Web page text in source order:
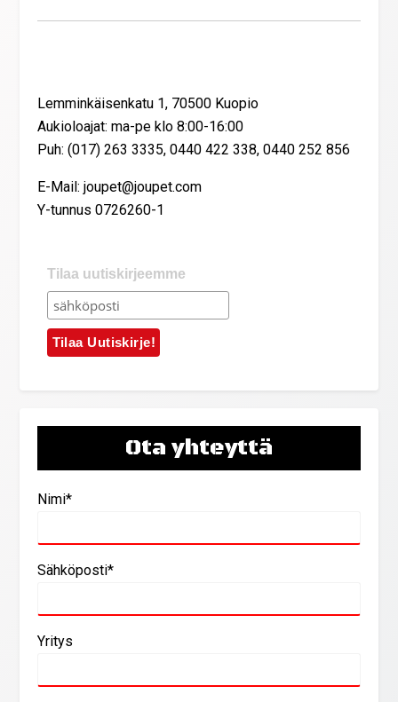
Lemminkäisenkatu 1, 70500 Kuopio
Aukioloajat: ma-pe klo 8:00-16:00
Puh: (017) 263 3335, 0440 422 338, 0440 252 856
E-Mail: joupet@joupet.com
Y-tunnus 0726260-1
Tilaa uutiskirjeemme
Ota yhteyttä
Nimi*
Sähköposti*
Yritys